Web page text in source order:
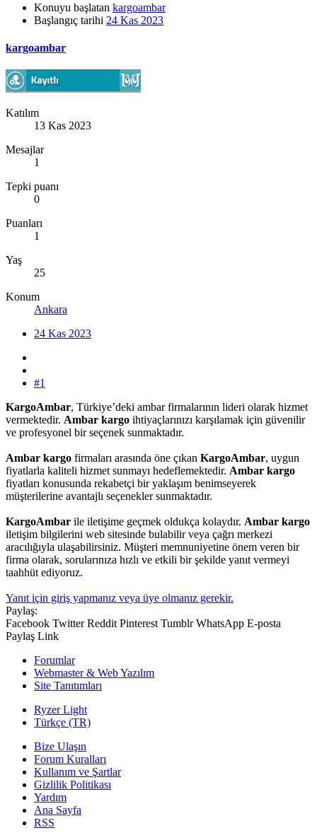
Konuyu başlatan kargoambar
Başlangıç tarihi 24 Kas 2023
kargoambar
Katılım
13 Kas 2023
Mesajlar
1
Tepki puanı
0
Puanları
1
Yaş
25
Konum
Ankara
24 Kas 2023
#1
KargoAmbar, Türkiye’deki ambar firmalarının lideri olarak hizmet
vermektedir. Ambar kargo ihtiyaçlarınızı karşılamak için güvenilir
ve profesyonel bir seçenek sunmaktadır.
Ambar kargo firmaları arasında öne çıkan KargoAmbar, uygun
fiyatlarla kaliteli hizmet sunmayı hedeflemektedir. Ambar kargo
fiyatları konusunda rekabetçi bir yaklaşım benimseyerek
müşterilerine avantajlı seçenekler sunmaktadır.
KargoAmbar ile iletişime geçmek oldukça kolaydır. Ambar kargo
iletişim bilgilerini web sitesinde bulabilir veya çağrı merkezi
aracılığıyla ulaşabilirsiniz. Müşteri memnuniyetine önem veren bir
firma olarak, sorularınıza hızlı ve etkili bir şekilde yanıt vermeyi
taahhüt ediyoruz.
Yanıt için giriş yapmanız veya üye olmanız gerekir.
Paylaş:
Facebook Twitter Reddit Pinterest Tumblr WhatsApp E-posta
Paylaş Link
Forumlar
Webmaster & Web Yazılım
Site Tanıtımları
Ryzer Light
Türkçe (TR)
Bize Ulaşın
Forum Kuralları
Kullanım ve Şartlar
Gizlilik Politikası
Yardım
Ana Sayfa
RSS